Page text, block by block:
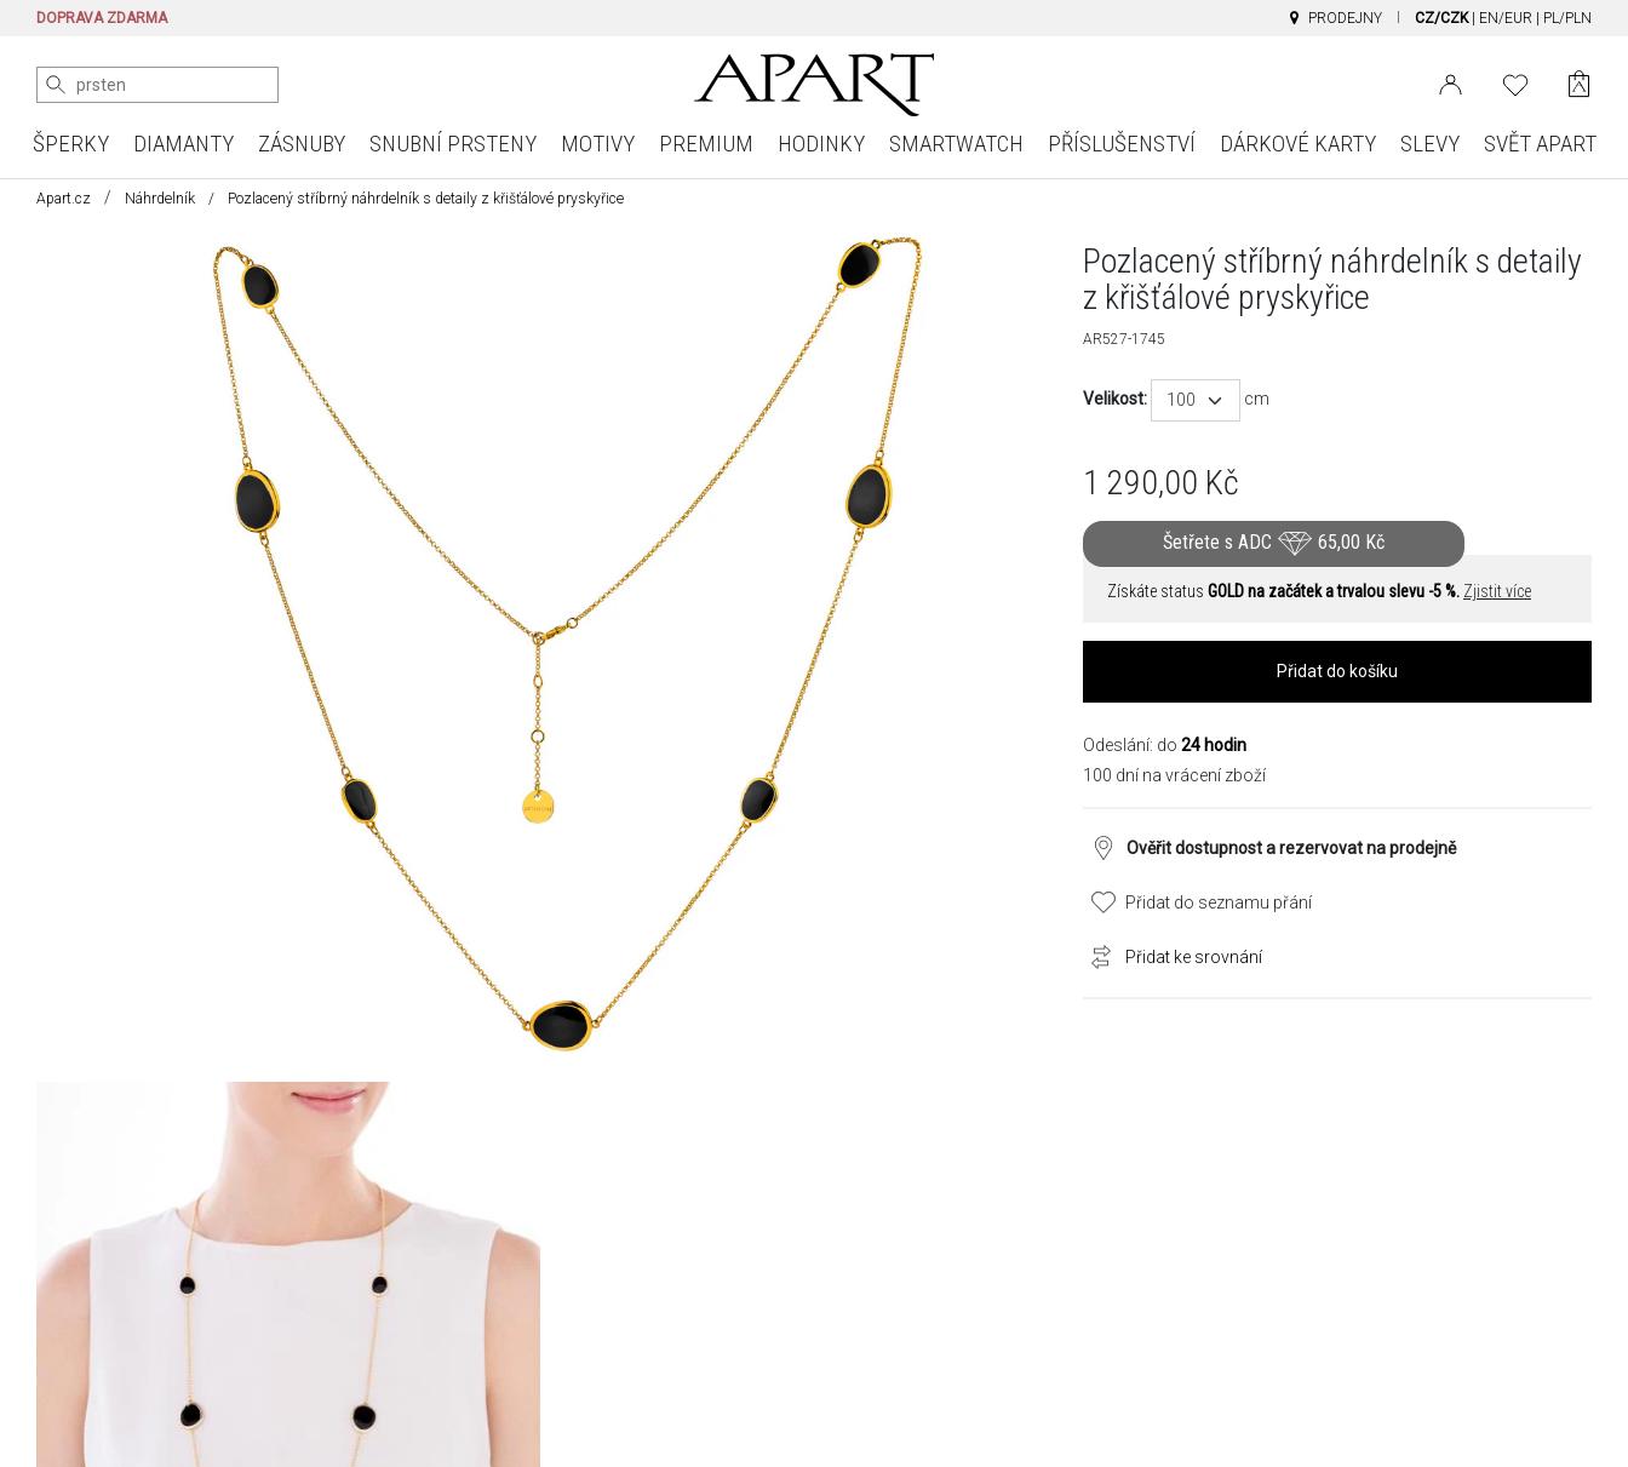
DOPRAVA ZDARMA PRODEJNY CZ/CZK EN/EUR PL/PLN
ŠPERKY DIAMANTY ZÁSNUBY SNUBNÍ PRSTENY MOTIVY PREMIUM HODINKY SMARTWATCH PŘÍSLUŠENSTVÍ DÁRKOVÉ KARTY SLEVY SVĚT APART
Apart.cz Náhrdelník Pozlacený stříbrný náhrdelník s detaily z křišťálové pryskyřice
Pozlacený stříbrný náhrdelník s detaily
z křišťálové pryskyřice
AR527-1745
Velikost: 100 cm
1 290,00 Kč
Šetřete s ADC 65,00 Kč
Získáte status GOLD na začátek a trvalou slevu -5 %. Zjistit více
Přidat do košíku
Odeslání: do 24 hodin
100 dní na vrácení zboží
Ověřit dostupnost a rezervovat na prodejně
Přidat do seznamu přání
Přidat ke srovnání